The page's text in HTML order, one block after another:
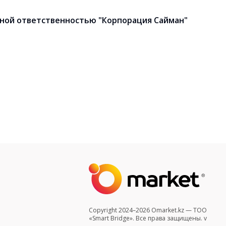
ответственностью "Корпорация Сайман"
Copyright 2024–2026 Omarket.kz — ТОО
«Smart Bridge». Все права защищены. v